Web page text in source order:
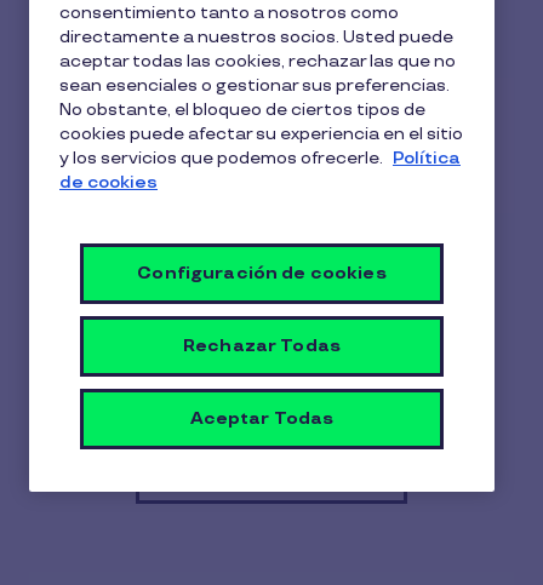
Restaurantes
¿Quieres saber como Pluxee Restaurante
puede ayudarte a atraer clientes a tu
negocio? Descubre las ventajas de afiliarte
consentimiento tanto a nosotros como
directamente a nuestros socios. Usted puede
aceptar todas las cookies, rechazar las que no
sean esenciales o gestionar sus preferencias.
No obstante, el bloqueo de ciertos tipos de
cookies puede afectar su experiencia en el sitio
y los servicios que podemos ofrecerle. Política
de cookies
Configuración de cookies
Rechazar Todas
Aceptar Todas